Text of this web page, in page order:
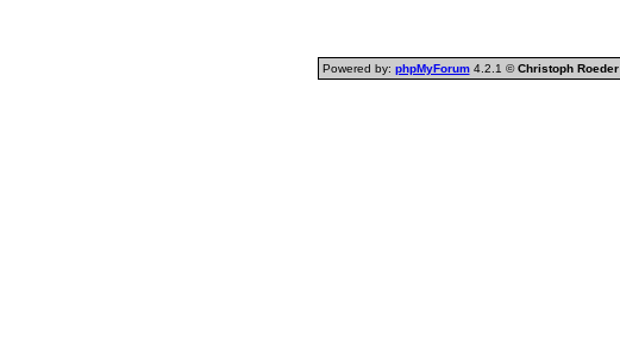
Powered by: phpMyForum4.2.1 ©Christoph Roeder